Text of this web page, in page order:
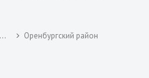
Оренбургский район